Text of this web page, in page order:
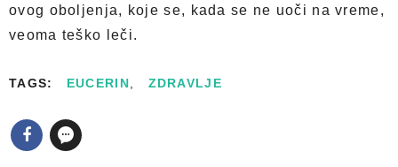
ovog oboljenja, koje se, kada se ne uoči na vreme,
veoma teško leči.
TAGS: EUCERIN, ZDRAVLJE